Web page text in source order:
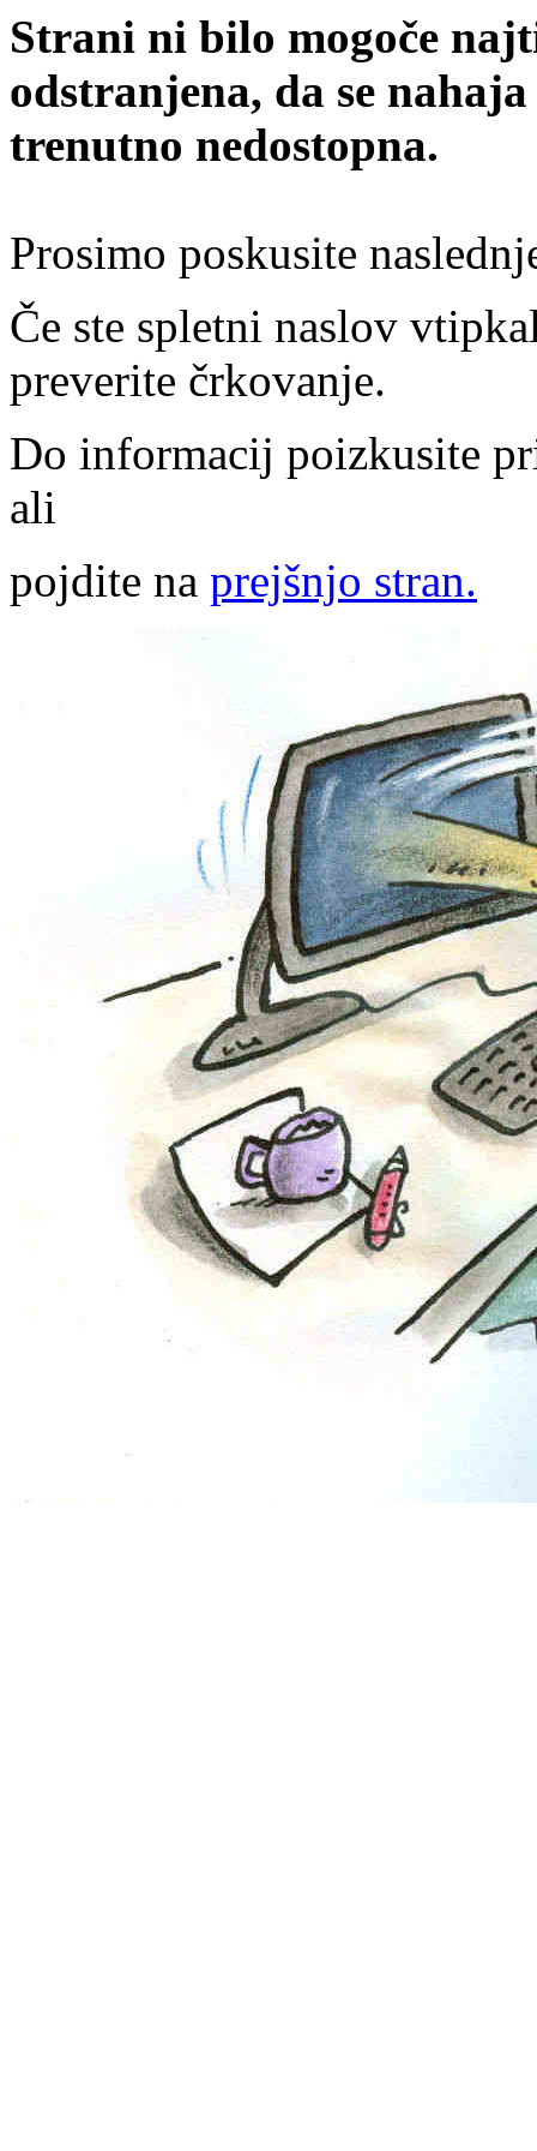
Strani ni bilo mogoče
odstranjena, da se
trenutno nedostopna.
Prosimo poskusite
Če ste spletni naslov
preverite črkovanje.
Do informacij poizkusite
ali
pojdite na prejšnjo stran.